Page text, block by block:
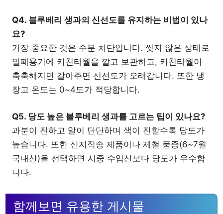
Q4. 블루베리 생과의 신선도를 유지하는 비법이 있나
요?
가장 중요한 것은 수분 차단입니다. 씻지 않은 상태로
밀폐용기에 키친타월을 깔고 보관하고, 키친타월이
축축해지면 갈아주면 신선도가 오래갑니다. 또한 냉
장고 온도는 0~4도가 적당합니다.
Q5. 당도 높은 블루베리 생과를 고르는 팁이 있나요?
과분이 진하고 알이 단단하며 색이 진할수록 당도가
높습니다. 또한 산지직송 제품이나 제철 품종(6~7월
국내산)을 선택하면 시중 수입산보다 당도가 우수합
니다.
함께보면 유용한 게시물